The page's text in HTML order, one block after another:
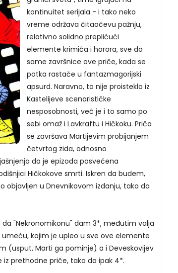
kontinuitet serijala - i tako neko
vreme održava čitaočevu pažnju,
relativno solidno preplićući
elemente krimića i horora, sve do
same završnice ove priče, kada se
potka rastače u fantazmagorijski
apsurd. Naravno, to nije proisteklo iz
Kastelijeve scenarističke
nesposobnosti, već je i to samo po
sebi omaž i Lavkraftu i Hičkoku. Priča
se završava Martijevim probijanjem
četvrtog zida, odnosno
da je epizoda posvećena
Hičkokove smrti. Iskren da budem,
objavljen u Dnevnikovom izdanju, tako da
"Nekronomikonu" dam 3*, međutim valja
kojim je upleo u sve ove elemente
(usput, Marti ga pominje) a i Deveskovijev
prethodne priče, tako da ipak 4*.